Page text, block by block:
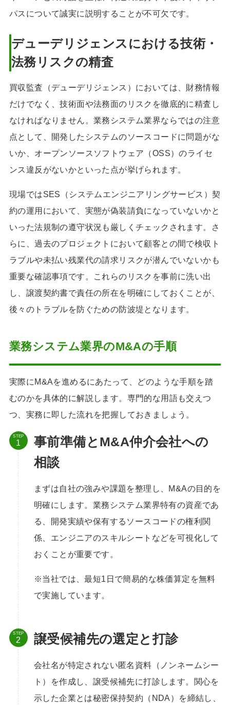
パスについて誠実に説明することが不可欠です。
デューデリジェンスにおける技術・
法務リスクの精査
買収監査（デューデリジェンス）においては、財務情報
だけでなく、技術面や法務面のリスクを徹底的に精査し
なければなりません。業務システム業界ならではの注意
点として、開発したシステムのソースコードに問題がな
いか、オープンソースソフトウェア（OSS）のライセ
ンス違反がないかといった点が挙げられます。
現場ではSES（システムエンジニアリングサービス）契
約の運用において、実態が偽装請負になっていないかと
いった法規制の遵守状況も厳しくチェックされます。さ
らに、過去のプロジェクトにおいて顧客との間で検収ト
ラブルや未払い残業代の請求リスクが潜んでいないかも
重要な確認事項です。これらのリスクを事前に洗い出
し、譲渡契約書で責任の所在を明確にしておくことが、
後々のトラブルを防ぐための防波堤となります。
業務システム業界のM&Aの手順
実際にM&Aを進めるにあたって、どのような手順を踏
むのかを具体的に解説します。専門的な用語も交えつ
つ、実務に即した流れを把握しておきましょう。
STEP
事前準備とM&A仲介会社への
相談
まずは自社の強みや課題を整理し、M&Aの目的を
明確にします。業務システム業界特有の資産であ
る、開発実績や保有するソースコードの権利関
係、エンジニアのスキルシートなどを可視化して
おくことが重要です。
※当社では、最短1日で簡易的な株価算定を無料
で実施しています。
STEP 譲受候補先の選定と打診
会社名が特定されない匿名資料（ノンネームシー
ト）を作成し、譲受候補先に打診します。関心を
示した企業とは秘密保持契約（NDA）を締結し、